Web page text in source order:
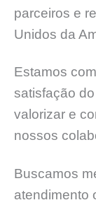
parceiros e
Unidos da
Estamos
satisfação
valorizar e
nossos
Buscamos
atendimento